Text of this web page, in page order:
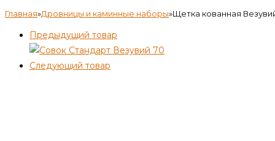
Главная»Дровницы и каминные наборы»Щетка кованная
Предыдущий товар
Следующий товар